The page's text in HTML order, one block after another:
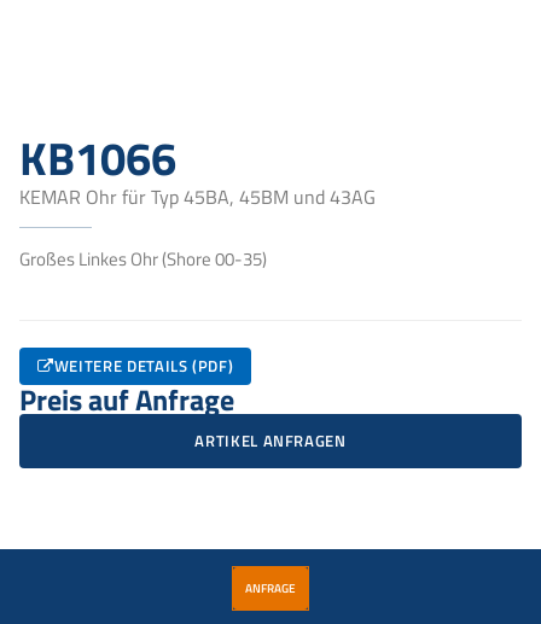
KB1066
KEMAR Ohr für Typ 45BA, 45BM und 43AG
Großes Linkes Ohr (Shore 00-35)
WEITERE DETAILS (PDF)
Preis auf Anfrage
ARTIKEL ANFRAGEN
ANFRAGE